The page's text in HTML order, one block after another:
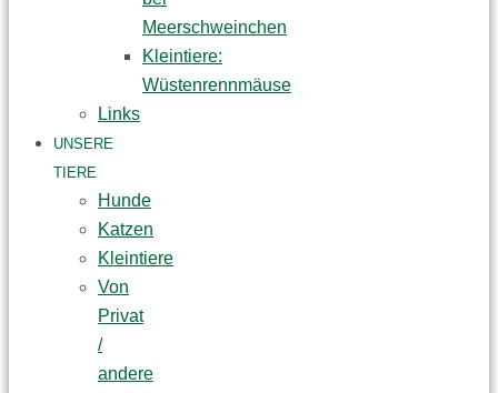
Meerschweinchen
Kleintiere:
Wüstenrennmäuse
Links
UNSERE
TIERE
Hunde
Katzen
Kleintiere
Von
Privat
/
andere